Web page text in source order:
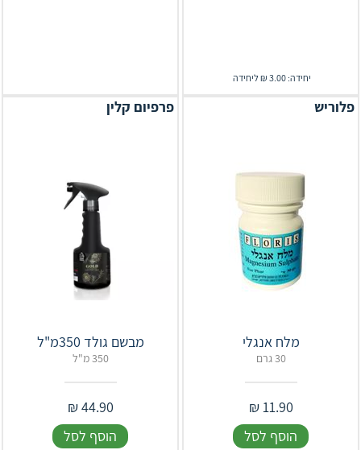
יחידה: 3.00 ₪ ליחידה
פלוריש
מלח אנגלי
30 גרם
11.90
₪
הוסף לסל
פרפיום קלין
מבשם גולד 350מ"ל
350 מ"ל
44.90
₪
הוסף לסל